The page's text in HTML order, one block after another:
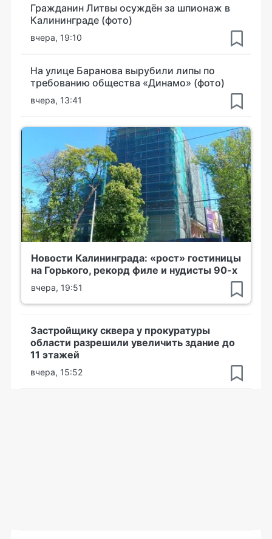
Гражданин Литвы осуждён за шпионаж в
Калининграде (фото)
вчера, 19:10
На улице Баранова вырубили липы по
требованию общества «Динамо» (фото)
вчера, 13:41
Новости Калининграда: «рост» гостиницы
на Горького, рекорд филе и нудисты 90-х
вчера, 19:51
Застройщику сквера у прокуратуры
области разрешили увеличить здание до
11 этажей
вчера, 15:52